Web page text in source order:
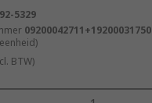
5329
09200042711+19200031750
BTW)